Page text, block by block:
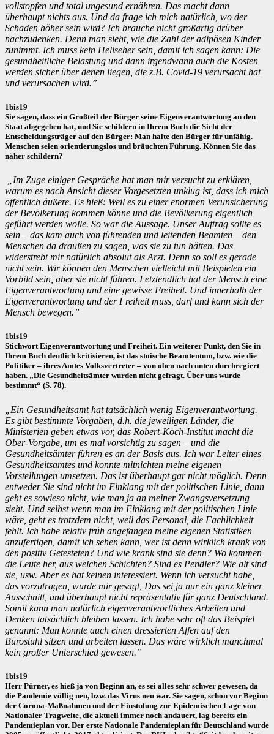
vollstopfen und total ungesund ernähren. Das macht dann
überhaupt nichts aus. Und da frage ich mich natürlich, wo der
Schaden höher sein wird? Ich brauche nicht großartig drüber
nachzudenken. Denn man sieht, wie die Zahl der adipösen Kinder
zunimmt. Ich muss kein Hellseher sein, damit ich sagen kann: Die
gesundheitliche Belastung und dann irgendwann auch die Kosten
werden sicher über denen liegen, die z.B. Covid-19 verursacht hat
und verursachen wird.”
1bis19
Sie sagen, dass ein Großteil der Bürger seine Eigenverantwortung an den
Staat abgegeben hat, und Sie schildern in Ihrem Buch die Sicht der
Entscheidungsträger auf den Bürger: Man halte den Bürger für unfähig.
Menschen seien orientierungslos und bräuchten Führung. Können Sie das
näher schildern?
„Im Zuge einiger Gespräche hat man mir versucht zu erklären,
warum es nach Ansicht dieser Vorgesetzten unklug ist, dass ich mich
öffentlich äußere. Es hieß: Weil es zu einer enormen Verunsicherung
der Bevölkerung kommen könne und die Bevölkerung eigentlich
geführt werden wolle. So war die Aussage. Unser Auftrag sollte es
sein – das kam auch von führenden und leitenden Beamten – den
Menschen da draußen zu sagen, was sie zu tun hätten. Das
widerstrebt mir natürlich absolut als Arzt. Denn so soll es gerade
nicht sein. Wir können den Menschen vielleicht mit Beispielen ein
Vorbild sein, aber sie nicht führen. Letztendlich hat der Mensch eine
Eigenverantwortung und eine gewisse Freiheit. Und innerhalb der
Eigenverantwortung und der Freiheit muss, darf und kann sich der
Mensch bewegen.”
1bis19
Stichwort Eigenverantwortung und Freiheit. Ein weiterer Punkt, den Sie in
Ihrem Buch deutlich kritisieren, ist das stoische Beamtentum, bzw. wie die
Politiker – ihres Amtes Volksvertreter – von oben nach unten durchregiert
haben. „Die Gesundheitsämter wurden nicht gefragt. Über uns wurde
bestimmt“ (S. 78).
„Ein Gesundheitsamt hat tatsächlich wenig Eigenverantwortung.
Es gibt bestimmte Vorgaben, d.h. die jeweiligen Länder, die
Ministerien geben etwas vor, das Robert-Koch-Institut macht die
Ober-Vorgabe, um es mal vorsichtig zu sagen – und die
Gesundheitsämter führen es an der Basis aus. Ich war Leiter eines
Gesundheitsamtes und konnte mitnichten meine eigenen
Vorstellungen umsetzen. Das ist überhaupt gar nicht möglich. Denn
entweder Sie sind nicht im Einklang mit der politischen Linie, dann
geht es sowieso nicht, wie man ja an meiner Zwangsversetzung
sieht. Und selbst wenn man im Einklang mit der politischen Linie
wäre, geht es trotzdem nicht, weil das Personal, die Fachlichkeit
fehlt. Ich habe relativ früh angefangen meine eigenen Statistiken
anzufertigen, damit ich sehen kann, wer ist denn wirklich krank von
den positiv Getesteten? Und wie krank sind sie denn? Wo kommen
die Leute her, aus welchen Schichten? Sind es Pendler? Wie alt sind
sie, usw. Aber es hat keinen interessiert. Wenn ich versucht habe,
das vorzutragen, wurde mir gesagt, Das sei ja nur ein ganz kleiner
Ausschnitt, und überhaupt nicht repräsentativ für ganz Deutschland.
Somit kann man natürlich eigenverantwortliches Arbeiten und
Denken tatsächlich bleiben lassen. Ich habe sehr oft das Beispiel
genannt: Man könnte auch einen dressierten Affen auf den
Bürostuhl sitzen und arbeiten lassen. Das wäre wirklich manchmal
kein großer Unterschied gewesen.”
1bis19
Herr Pürner, es hieß ja von Beginn an, es sei alles sehr schwer gewesen, da
die Pandemie völlig neu, bzw. das Virus neu war. Sie sagen, schon vor Beginn
der Corona-Maßnahmen und der Einstufung zur Epidemischen Lage von
Nationaler Tragweite, die aktuell immer noch andauert, lag bereits ein
Pandemieplan vor. Der erste Nationale Pandemieplan für Deutschland wurde